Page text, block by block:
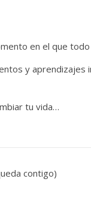
en el que
y aprendizajes
tu vida…
contigo)